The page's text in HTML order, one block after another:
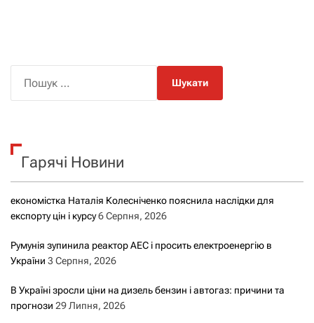
к
Гарячі Новини
економістка Наталія Колесніченко пояснила наслідки для
експорту цін і курсу6 Серпня, 2026
Румунія зупинила реактор АЕС і просить електроенергію в
України 3 Серпня, 2026
В Україні зросли ціни на дизель бензин і автогаз: причини та
прогнози 29 Липня, 2026